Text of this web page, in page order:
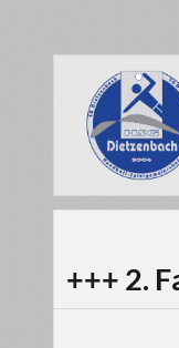
+++ 2.